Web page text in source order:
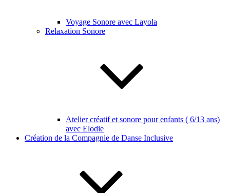
Voyage Sonore avec Layola
Relaxation Sonore
Atelier créatif et sonore pour enfants ( 6/13 ans)
avec Elodie
Création de la Compagnie de Danse Inclusive